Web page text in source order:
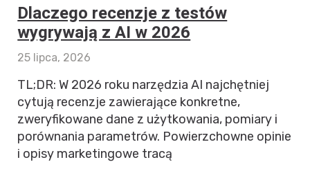
Dlaczego recenzje z testów
wygrywają z AI w 2026
25 lipca, 2026
TL;DR: W 2026 roku narzędzia AI najchętniej
cytują recenzje zawierające konkretne,
zweryfikowane dane z użytkowania, pomiary i
porównania parametrów. Powierzchowne opinie
i opisy marketingowe tracą